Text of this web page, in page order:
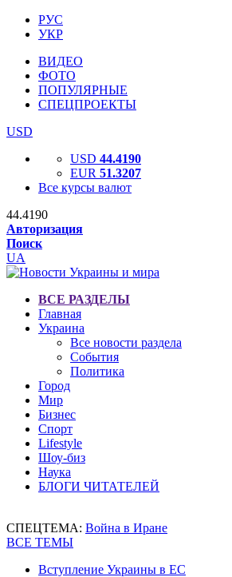
РУС
УКР
ВИДЕО
ФОТО
ПОПУЛЯРНЫЕ
СПЕЦПРОЕКТЫ
USD
USD 44.4190
EUR 51.3207
Все курсы валют
44.4190
Авторизация
Поиск
UA
ВСЕ РАЗДЕЛЫ
Главная
Украина
Все новости раздела
События
Политика
Город
Мир
Бизнес
Спорт
Lifestyle
Шоу-биз
Наука
БЛОГИ ЧИТАТЕЛЕЙ
СПЕЦТЕМА: Война в Иране
ВСЕ ТЕМЫ
Вступление Украины в ЕС